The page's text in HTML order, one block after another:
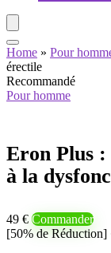
Home » Pour
érectile
Recommandé
Pour homme
Eron Plus :
à la
49 € Commander
[50% de Réduction]